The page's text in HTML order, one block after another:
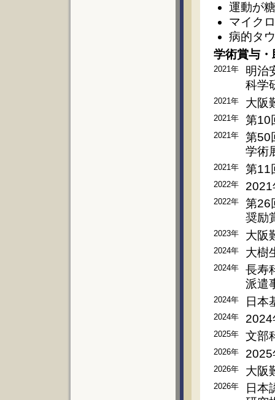
運動が
マイク
病的タ
学術賞与・
2021年
明治
科学
2021年 大阪
2021年 第10
2021年
第50
学術
2021年 第11
2022年 2021
2022年
第26
奨励
2023年 大阪
2024年 大樹
2024年
長寿
派遣
2024年 日本
2024年 2024
2025年 文部
2026年 2025
2026年 大阪
2026年
日本